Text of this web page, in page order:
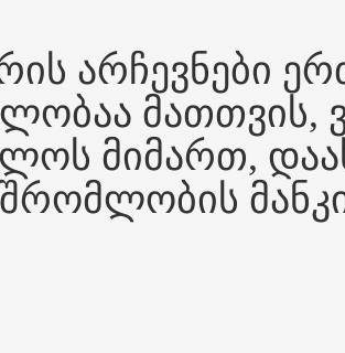
არჩევნები
მათთვის,
მიმართ,